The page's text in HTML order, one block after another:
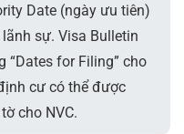
Date (ngày ưu tiên)
sự. Visa Bulletin
for Filing” cho
cư có thể được
cho NVC.